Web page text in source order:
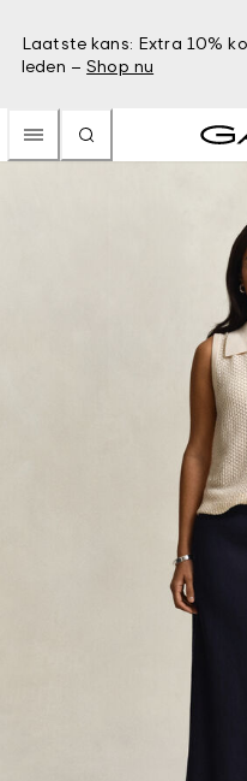
Laatste kans: Extra 10%
leden – Shop nu